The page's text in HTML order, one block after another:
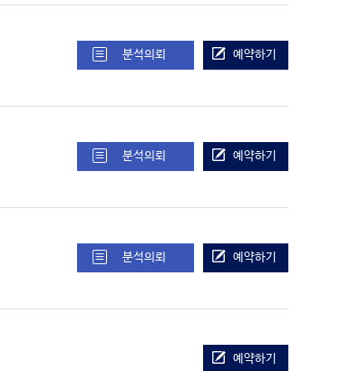
분석의뢰 예약하기
분석의뢰 예약하기
분석의뢰 예약하기
예약하기